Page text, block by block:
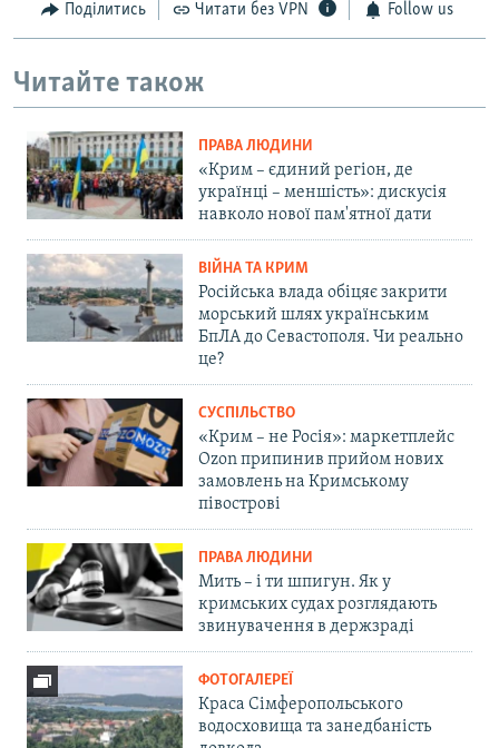
Поділитись Читати без VPN Follow us
Читайте також
ПРАВА ЛЮДИНИ
«Крим – єдиний регіон, де
українці – меншість»: дискусія
навколо нової пам'ятної дати
ВІЙНА ТА КРИМ
Російська влада обіцяє закрити
морський шлях українським
БпЛА до Севастополя. Чи реально
це?
СУСПІЛЬСТВО
«Крим – не Росія»: маркетплейс
Ozon припинив прийом нових
замовлень на Кримському
півострові
ПРАВА ЛЮДИНИ
Мить – і ти шпигун. Як у
кримських судах розглядають
звинувачення в держзраді
ФОТОГАЛЕРЕЇ
Краса Сімферопольського
водосховища та занедбаність